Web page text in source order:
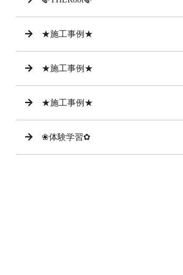
★施工事例★
★施工事例★
★施工事例★
❀体験学習✿